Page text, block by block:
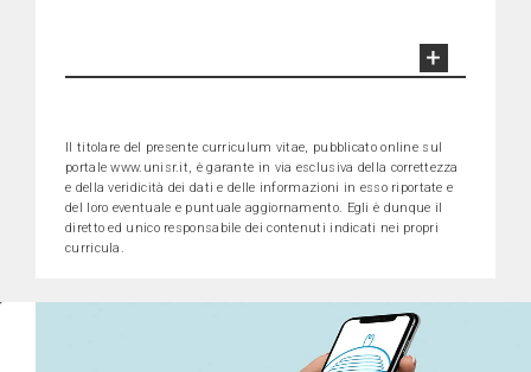
Il titolare del presente curriculum vitae, pubblicato online sul
portale www.unisr.it, è garante in via esclusiva della correttezza
e della veridicità dei dati e delle informazioni in esso riportate e
del loro eventuale e puntuale aggiornamento. Egli è dunque il
diretto ed unico responsabile dei contenuti indicati nei propri
curricula.